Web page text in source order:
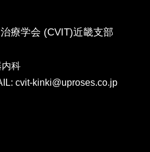
療学会 (CVIT)近畿支部
科
cvit-kinki@uproses.co.jp